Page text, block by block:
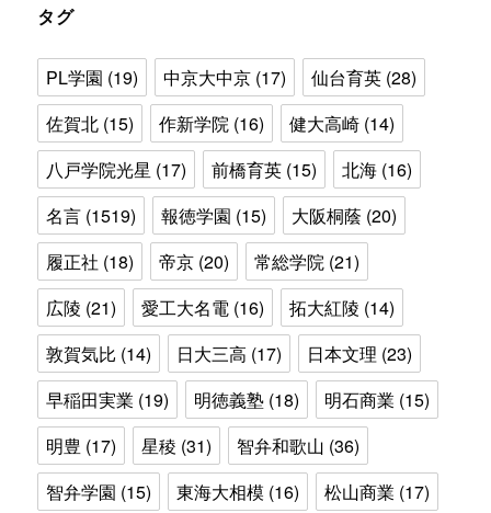
ー
タグ
PL学園 (19) 中京大中京 (17) 仙台育英 (28)
佐賀北 (15) 作新学院 (16) 健大高崎 (14)
八戸学院光星 (17) 前橋育英 (15) 北海 (16)
名言 (1519) 報徳学園 (15) 大阪桐蔭 (20)
履正社 (18) 帝京 (20) 常総学院 (21)
広陵 (21) 愛工大名電 (16) 拓大紅陵 (14)
敦賀気比 (14) 日大三高 (17) 日本文理 (23)
早稲田実業 (19) 明徳義塾 (18) 明石商業 (15)
明豊 (17) 星稜 (31) 智弁和歌山 (36)
智弁学園 (15) 東海大相模 (16) 松山商業 (17)